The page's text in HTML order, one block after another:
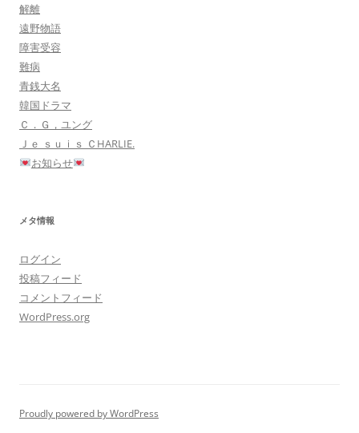
解離
遠野物語
障害受容
難病
青銭大名
韓国ドラマ
Ｃ．Ｇ，ユング
Ｊｅ ｓｕｉｓ ＣHARLIE.
お知らせ
メタ情報
ログイン
投稿フィード
コメントフィード
WordPress.org
Proudly powered by WordPress